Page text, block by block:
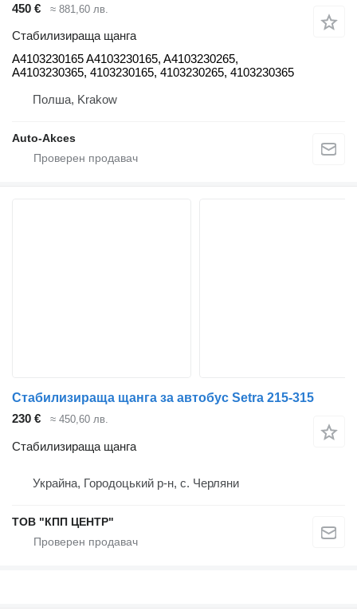
450 € ≈ 881,60 лв.
Стабилизираща щанга
A4103230165 A4103230165, A4103230265,
A4103230365, 4103230165, 4103230265, 4103230365
Полша, Krakow
Auto-Akces
Стабилизираща щанга за автобус Setra 215-315
230 €
≈ 450,60 лв.
Стабилизираща щанга
Украйна, Городоцький р-н, с. Черляни
ТОВ "КПП ЦЕНТР"